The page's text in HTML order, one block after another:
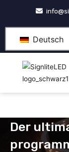
springen
Deutsch
Der